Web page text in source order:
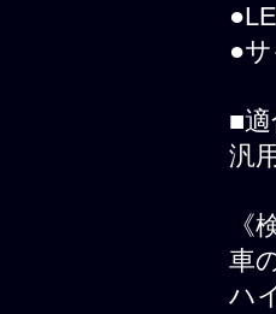
●
■
汎
《
車
ハ